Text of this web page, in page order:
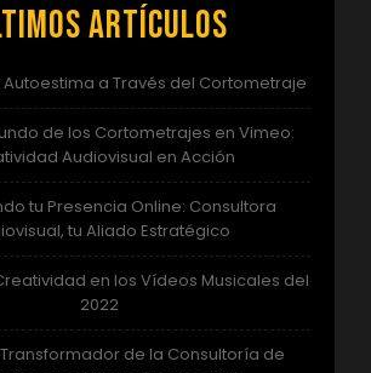
artículos
Autoestima a Través del Cortometraje
de los Cortometrajes en Vimeo:
Audiovisual en Acción
tu Presencia Online: Consultora
tu Aliado Estratégico
en los Vídeos Musicales del
2022
de la Consultoría de